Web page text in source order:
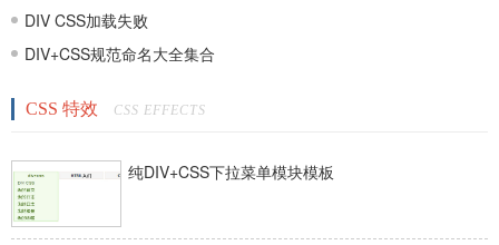
DIV CSS加载失败
DIV+CSS规范命名大全集合
CSS 特效 CSS EFFECTS
纯DIV+CSS下拉菜单模块模板